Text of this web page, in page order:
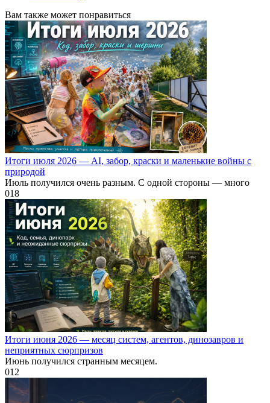
Вам также может понравиться
Итоги июля 2026 — AI, забор, краски и маленькие войны с
природой
Июль получился очень разным. С одной стороны — много
018
Итоги июня 2026 — месяц систем, агентов, динозавров и
неприятных сюрпризов
Июнь получился странным месяцем.
012